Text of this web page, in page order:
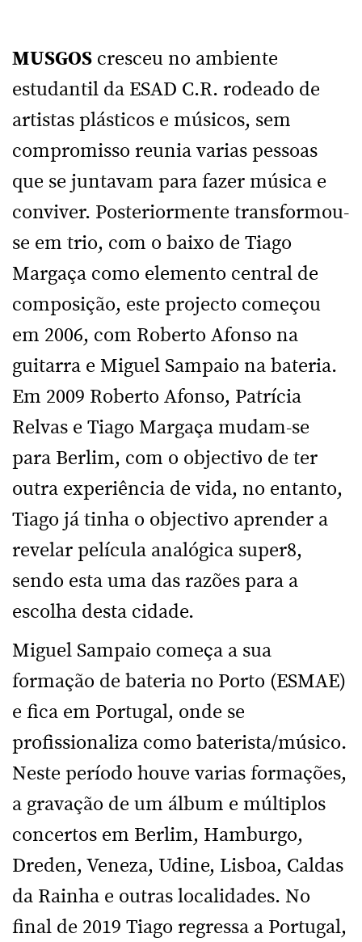
MUSGOS cresceu no ambiente
estudantil da ESAD C.R. rodeado de
artistas plásticos e músicos, sem
compromisso reunia varias pessoas
que se juntavam para fazer música e
conviver. Posteriormente transformou-
se em trio, com o baixo de Tiago
Margaça como elemento central de
composição, este projecto começou
em 2006, com Roberto Afonso na
guitarra e Miguel Sampaio na bateria.
Em 2009 Roberto Afonso, Patrícia
Relvas e Tiago Margaça mudam-se
para Berlim, com o objectivo de ter
outra experiência de vida, no entanto,
Tiago já tinha o objectivo aprender a
revelar película analógica super8,
sendo esta uma das razões para a
escolha desta cidade.
Miguel Sampaio começa a sua
formação de bateria no Porto (ESMAE)
e fica em Portugal, onde se
profissionaliza como baterista/músico.
Neste período houve varias formações,
a gravação de um álbum e múltiplos
concertos em Berlim, Hamburgo,
Dreden, Veneza, Udine, Lisboa, Caldas
da Rainha e outras localidades. No
final de 2019 Tiago regressa a Portugal,